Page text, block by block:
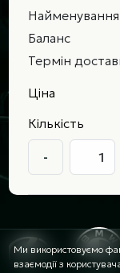
Найменування
Баланс
Термін
Ціна
Кількість
-
Ми використовуємо
взаємодії з